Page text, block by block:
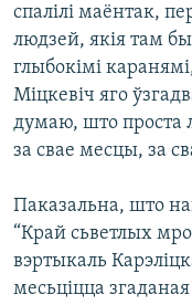
спалілі маёнтак,
людзей, якія там
глыбокімі
Міцкевіч яго
думаю, што проста
за свае месцы, за
Паказальна, што
“Край сьветлых
вэртыкаль
месьціцца